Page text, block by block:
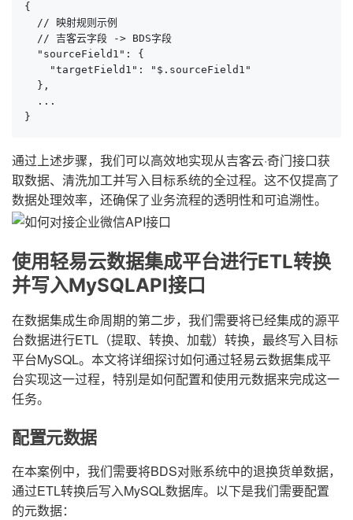
{
  // 映射规则示例
  // 吉客云字段 -> BDS字段
  "sourceField1": {
    "targetField1": "$.sourceField1"
  },
  ...
}
通过上述步骤，我们可以高效地实现从吉客云·奇门接口获
取数据、清洗加工并写入目标系统的全过程。这不仅提高了
数据处理效率，还确保了业务流程的透明性和可追溯性。
使用轻易云数据集成平台进行ETL转换
并写入MySQLAPI接口
在数据集成生命周期的第二步，我们需要将已经集成的源平
台数据进行ETL（提取、转换、加载）转换，最终写入目标
平台MySQL。本文将详细探讨如何通过轻易云数据集成平
台实现这一过程，特别是如何配置和使用元数据来完成这一
任务。
配置元数据
在本案例中，我们需要将BDS对账系统中的退换货单数据，
通过ETL转换后写入MySQL数据库。以下是我们需要配置
的元数据：